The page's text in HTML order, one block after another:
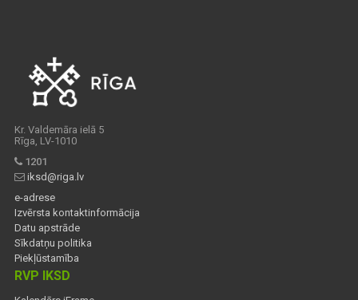
Kr. Valdemāra ielā 5
Rīga, LV-1010
1201
iksd@riga.lv
e-adrese
Izvērsta kontaktinformācija
Datu apstrāde
Sīkdatņu politika
Piekļūstamība
RVP IKSD